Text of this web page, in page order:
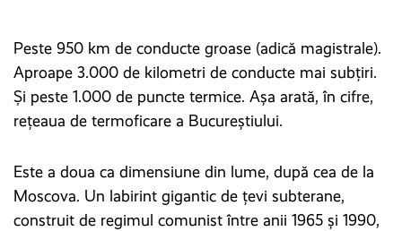
Peste 950 km de conducte groase (adică magistrale).
Aproape 3.000 de kilometri de conducte mai subțiri.
Și peste 1.000 de puncte termice. Așa arată, în cifre,
rețeaua de termoficare a Bucureștiului.
Este a doua ca dimensiune din lume, după cea de la
Moscova. Un labirint gigantic de țevi subterane,
construit de regimul comunist între anii 1965 și 1990,